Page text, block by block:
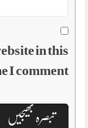
in this
I comment.